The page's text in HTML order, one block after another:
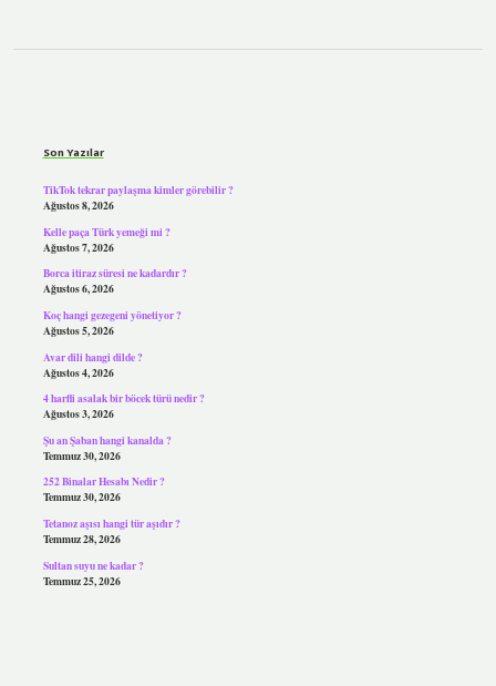
Son Yazılar
TikTok tekrar paylaşma kimler görebilir ?
Ağustos 8, 2026
Kelle paça Türk yemeği mi ?
Ağustos 7, 2026
Borca itiraz süresi ne kadardır ?
Ağustos 6, 2026
Koç hangi gezegeni yönetiyor ?
Ağustos 5, 2026
Avar dili hangi dilde ?
Ağustos 4, 2026
4 harfli asalak bir böcek türü nedir ?
Ağustos 3, 2026
Şu an Şaban hangi kanalda ?
Temmuz 30, 2026
252 Binalar Hesabı Nedir ?
Temmuz 30, 2026
Tetanoz aşısı hangi tür aşıdır ?
Temmuz 28, 2026
Sultan suyu ne kadar ?
Temmuz 25, 2026